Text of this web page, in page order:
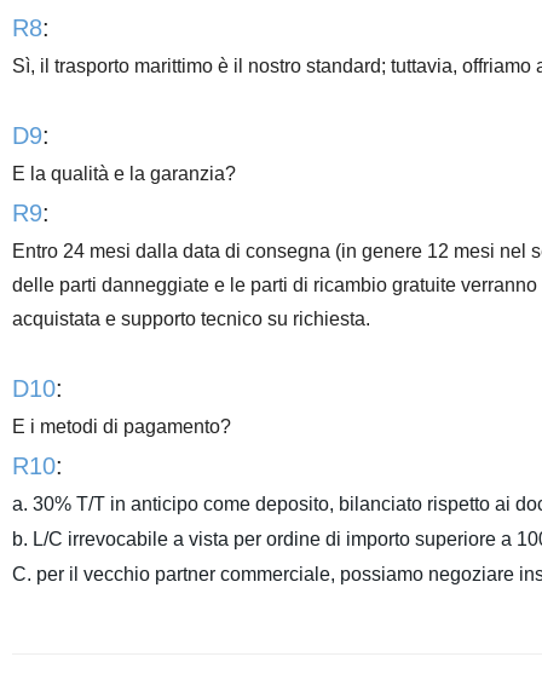
R8:
Sì, il trasporto marittimo è il nostro standard; tuttavia,
D9:
E la qualità e la garanzia?
R9:
Entro 24 mesi dalla data di consegna (in genere 12 mesi nel
delle parti danneggiate e le parti di ricambio gratuite
acquistata e supporto tecnico su richiesta.
D10:
E i metodi di pagamento?
R10:
a. 30% T/T in anticipo come deposito, bilanciato rispetto ai
b. L/C irrevocabile a vista per ordine di importo superiore a
C. per il vecchio partner commerciale, possiamo negoziare